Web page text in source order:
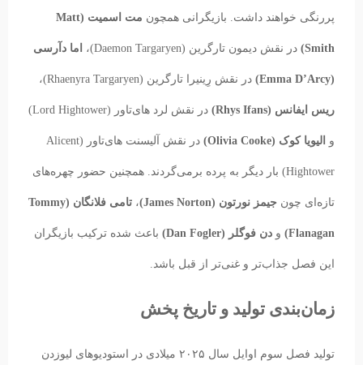
پررنگی خواهند داشت. بازیگرانی همچون مت اسمیت (Matt
Smith) در نقش دیمون تارگرین (Daemon Targaryen)، اما دآرسی
(Emma D’Arcy) در نقش رِینیرا تارگرین (Rhaenyra Targaryen)،
ریس ایفانس (Rhys Ifans) در نقش لرد های‌تاور (Lord Hightower)
و الیویا کوک (Olivia Cooke) در نقش آلیسنت های‌تاور (Alicent
Hightower) بار دیگر به پرده برمی‌گردند. همچنین حضور چهره‌های
تازه‌ای چون جیمز نورتون (James Norton) ، تامی فلانگان (Tommy
Flanagan) و دن فوگلر (Dan Fogler) باعث شده ترکیب بازیگران
این فصل جذاب‌تر و غنی‌تر از قبل باشد.
زمان‌بندی تولید و تاریخ پخش
تولید فصل سوم اوایل سال ۲۰۲۵ میلادی در استودیوهای لیوزدن